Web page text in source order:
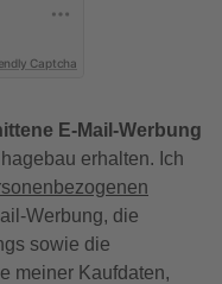
Captcha
E-Mail-Werbung
erhalten. Ich
Werbung, die
sowie die
meiner Kaufdaten,